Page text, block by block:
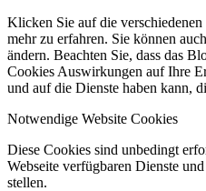
Klicken Sie auf die
mehr zu erfahren. Sie können
ändern. Beachten Sie, dass das
Cookies Auswirkungen auf Ihre
und auf die Dienste haben kann,
Notwendige Website Cookies
Diese Cookies sind unbedingt
Webseite verfügbaren Dienste
stellen.